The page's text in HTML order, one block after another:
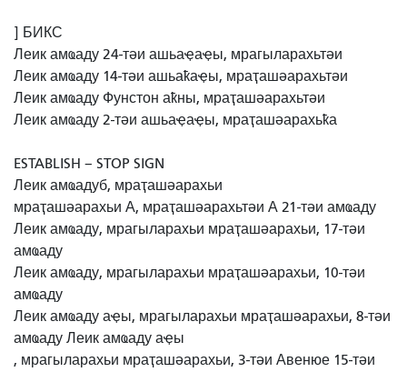
] БИКС
Леик амҩаду 24-тәи ашьаҿаҿы, мрагыларахьтәи
Леик амҩаду 14-тәи ашьаҟаҿы, мраҭашәарахьтәи
Леик амҩаду Фунстон аҟны, мраҭашәарахьтәи
Леик амҩаду 2-тәи ашьаҿаҿы, мраҭашәарахьҟа
ESTABLISH – STOP SIGN
Леик амҩадуб, мраҭашәарахьи
мраҭашәарахьи А, мраҭашәарахьтәи А 21-тәи амҩаду
Леик амҩаду, мрагыларахьи мраҭашәарахьи, 17-тәи
амҩаду
Леик амҩаду, мрагыларахьи мраҭашәарахьи, 10-тәи
амҩаду
Леик амҩаду аҿы, мрагыларахьи мраҭашәарахьи, 8-тәи
амҩаду Леик амҩаду аҿы
, мрагыларахьи мраҭашәарахьи, 3-тәи Авенюе 15-тәи